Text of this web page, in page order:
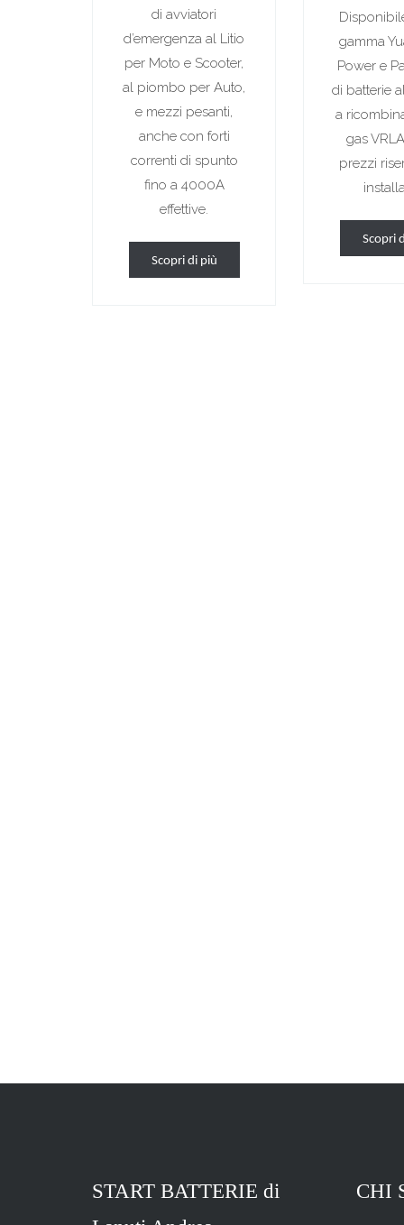
di avviatori
d’emergenza al Litio
per Moto e Scooter,
al piombo per Auto,
e mezzi pesanti,
anche con forti
correnti di spunto
fino a 4000A
effettive.
Scopri di più
gamma
Power e
di batterie
a
gas
prezzi
Scopri
START BATTERIE di
CHI